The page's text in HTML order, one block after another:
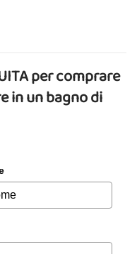
per comprare
in un bagno di